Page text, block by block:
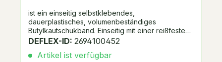
ist ein einseitig selbstklebendes,
dauerplastisches, volumenbeständiges
Butylkautschukband. Einseitig mit einer reißfesten
Kunststoff-Aluminiumverbundfolie kaschiert. UV-
Alternative zu Systemnummer 298297, 288048,
DEFLEX-ID: 2694100452
Artikel ist verfügbar